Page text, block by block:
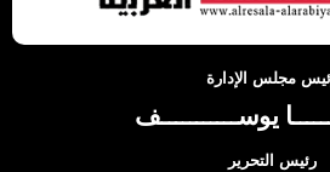
مجلس الإدارة
يوســـــــــــف
رئيس التحرير